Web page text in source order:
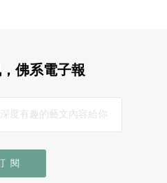
佛系電子報
閱